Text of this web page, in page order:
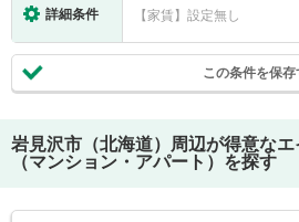
詳細条件 【家賃】設定無し
この条件を保存
岩見沢市（北海道）
周辺が得意な
（マンション・アパート）を探す